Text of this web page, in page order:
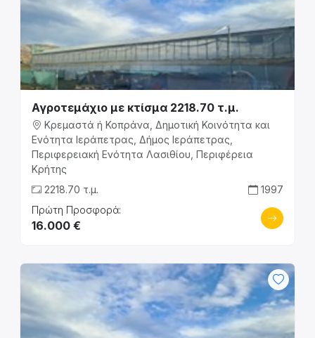
Αγροτεμάχιο με κτίσμα 2218.70 τ.μ.
Κρεμαστά ή Κοπράνα, Δημοτική Κοινότητα και
Ενότητα Ιεράπετρας, Δήμος Ιεράπετρας,
Περιφερειακή Ενότητα Λασιθίου, Περιφέρεια
Κρήτης
2218.70 τ.μ.
1997
Πρώτη Προσφορά:
16.000 €